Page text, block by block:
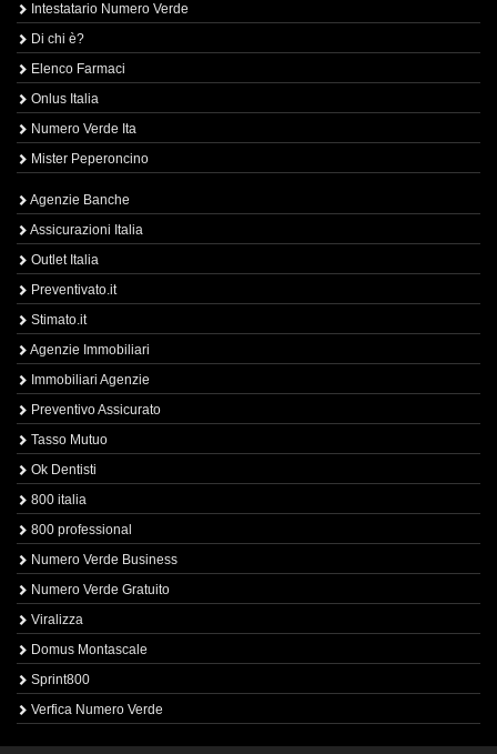
Intestatario Numero Verde
Di chi è?
Elenco Farmaci
Onlus Italia
Numero Verde Ita
Mister Peperoncino
Agenzie Banche
Assicurazioni Italia
Outlet Italia
Preventivato.it
Stimato.it
Agenzie Immobiliari
Immobiliari Agenzie
Preventivo Assicurato
Tasso Mutuo
Ok Dentisti
800 italia
800 professional
Numero Verde Business
Numero Verde Gratuito
Viralizza
Domus Montascale
Sprint800
Verfica Numero Verde